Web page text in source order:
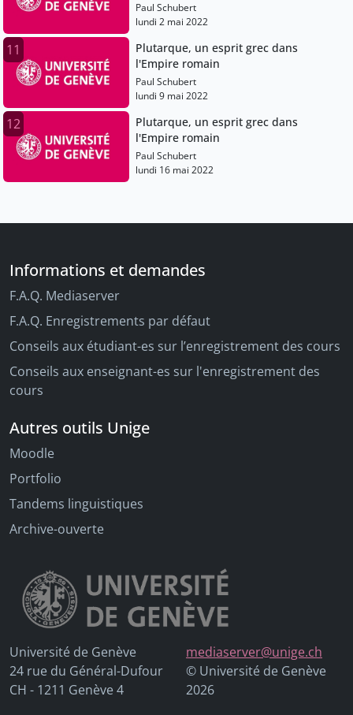
Paul Schubert
lundi 2 mai 2022
11
Plutarque, un esprit grec dans
l'Empire romain
Paul Schubert
lundi 9 mai 2022
12
Plutarque, un esprit grec dans
l'Empire romain
Paul Schubert
lundi 16 mai 2022
Informations et demandes
F.A.Q. Mediaserver
F.A.Q. Enregistrements par défaut
Conseils aux étudiant-es sur l’enregistrement des cours
Conseils aux enseignant-es sur l'enregistrement des
cours
Autres outils Unige
Moodle
Portfolio
Tandems linguistiques
Archive-ouverte
Université de Genève
24 rue du Général-Dufour
CH - 1211 Genève 4
mediaserver@unige.ch
© Université de Genève
2026